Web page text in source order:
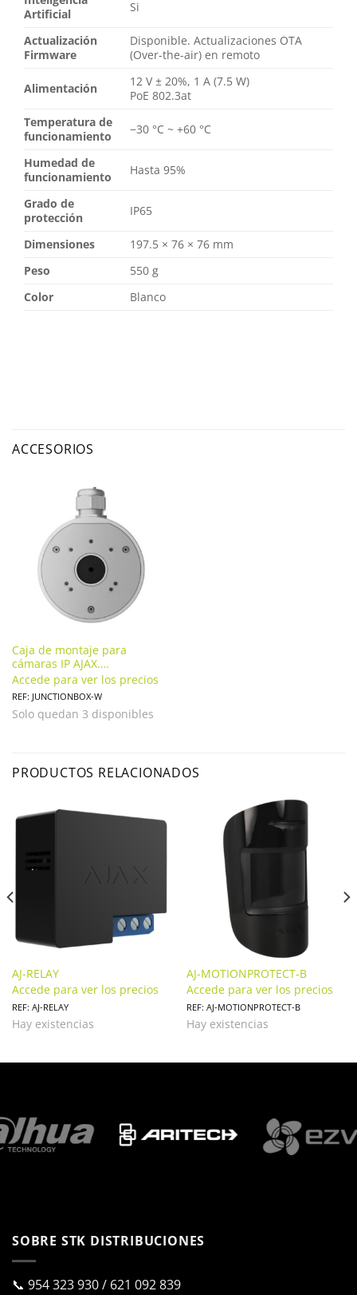
Artificial
Si
Actualización
Firmware
Disponible. Actualizaciones OTA
(Over-the-air) en remoto
Alimentación
12 V ± 20%, 1 А (7.5 W)
PoE 802.3at
Temperatura de
funcionamiento
−30 °C ~ +60 °C
Humedad de
funcionamiento
Hasta 95%
Grado de
protección
IP65
Dimensiones
197.5 × 76 × 76 mm
Peso
550 g
Color
Blanco
ACCESORIOS
Caja de montaje para
cámaras IP AJAX.
JUNCTIONBOX-W
Accede para ver los precios
REF: JUNCTIONBOX-W
Solo quedan 3 disponibles
PRODUCTOS RELACIONADOS
AJ-RELAY
Accede para ver los precios
REF: AJ-RELAY
Hay existencias
AJ-MOTIONPROTECT-B
Accede para ver los precios
REF: AJ-MOTIONPROTECT-B
Hay existencias
SOBRE STK DISTRIBUCIONES
📞 954 323 930/ 621 092 839